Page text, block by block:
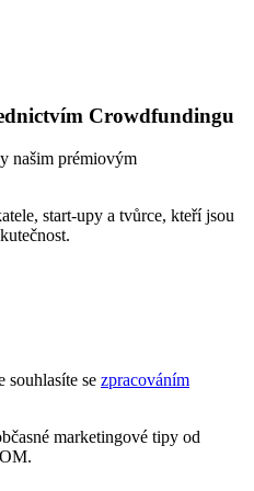
Crowdfundingu
našim prémiovým
start-upy a tvůrce, kteří jsou
souhlasíte se zpracováním
marketingové tipy od